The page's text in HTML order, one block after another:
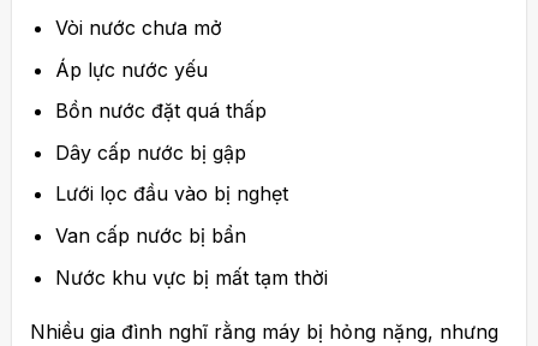
Vòi nước chưa mở
Áp lực nước yếu
Bồn nước đặt quá thấp
Dây cấp nước bị gập
Lưới lọc đầu vào bị nghẹt
Van cấp nước bị bẩn
Nước khu vực bị mất tạm thời
Nhiều gia đình nghĩ rằng máy bị hỏng nặng, nhưng